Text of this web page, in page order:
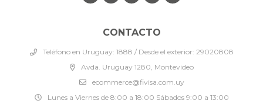
CONTACTO
Teléfono en Uruguay: 1888 / Desde el exterior: 29020808
Avda. Uruguay 1280, Montevideo
ecommerce@fivisa.com.uy
Lunes a Viernes de 8:00 a 18:00 Sábados 9:00 a 13:00